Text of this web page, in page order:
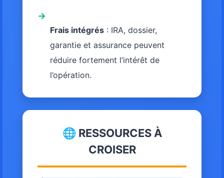
→
Frais intégrés : IRA, dossier,
garantie et assurance peuvent
réduire fortement l’intérêt de
l’opération.
🌐 RESSOURCES À
CROISER